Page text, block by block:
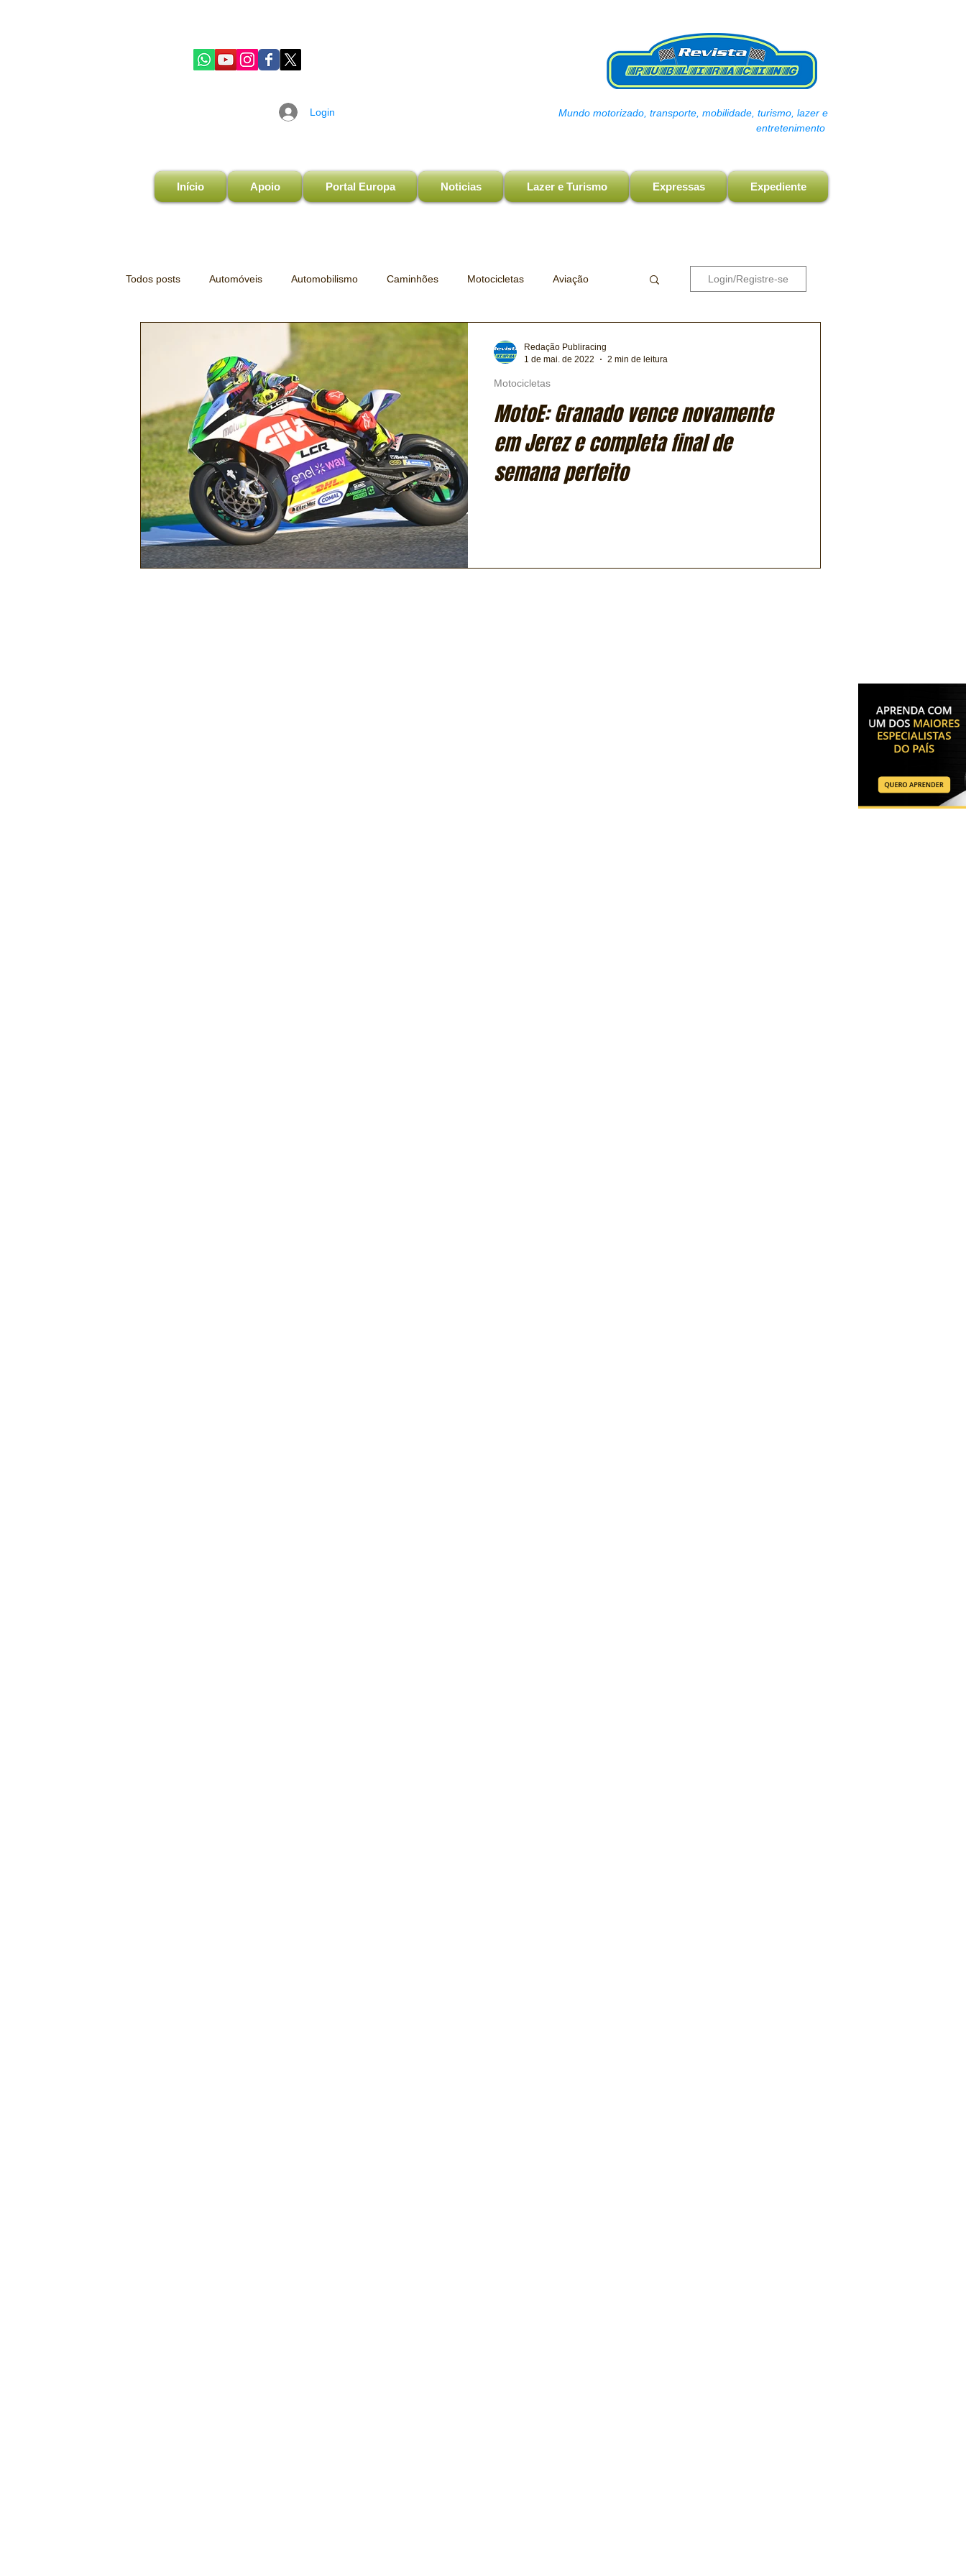
Login
Mundo motorizado, transporte, mobilidade, turismo, lazer e
entretenimento
Início Apoio Portal Europa Noticias Lazer e Turismo Expressas Expediente
Todos posts Automóveis Automobilismo Caminhões Motocicletas Aviação
Lazer Transporte Trens e Metrô
Mecânica e Peças Segurança Testes e Comparativos
Ônibus Energia Tecnologia Financeiro Logística Expressas Clássicos
Reportagem Virtual / Jogos Exclusiva Bicicletas
Hobby Quadrículos
Login/Registre-se
MotoE: Granado vence novamente
em Jerez e completa final de
semana perfeito
Motocicletas
Redação Publiracing
1 de mai. de 2022
2 min de leitura